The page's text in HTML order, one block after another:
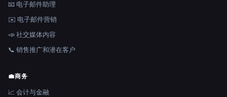
📧 电子邮件助理
✉️ 电子邮件营销
📣 社交媒体内容
📞 销售推广和潜在客户
💼商务
📈 会计与金融